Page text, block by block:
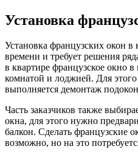
Установка
Установка французских окон в
времени и требует решения
в квартире французское окно
комнатой и лоджией. Для
выполняется демонтаж
Часть заказчиков также
окна, для этого нужно
балкон. Сделать французские
возможно, но на это